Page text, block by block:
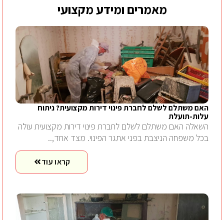
מאמרים ומידע מקצועי
האם משתלם לשלם לחברת פינוי דירות מקצועית? ניתוח
עלות-תועלת
השאלה האם משתלם לשלם לחברת פינוי דירות מקצועית עולה
בכל משפחה הניצבת בפני אתגר הפינוי. מצד אחד,..
קראו עוד